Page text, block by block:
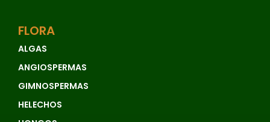
FLORA
ALGAS
ANGIOSPERMAS
GIMNOSPERMAS
HELECHOS